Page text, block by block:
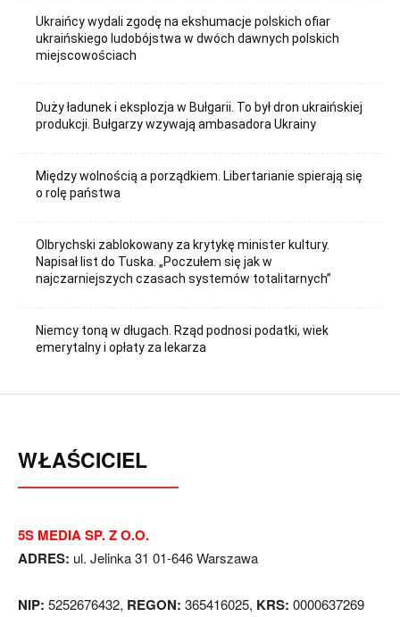
Ukraińcy wydali zgodę na ekshumacje polskich ofiar
ukraińskiego ludobójstwa w dwóch dawnych polskich
miejscowościach
Duży ładunek i eksplozja w Bułgarii. To był dron ukraińskiej
produkcji. Bułgarzy wzywają ambasadora Ukrainy
Między wolnością a porządkiem. Libertarianie spierają się
o rolę państwa
Olbrychski zablokowany za krytykę minister kultury.
Napisał list do Tuska. „Poczułem się jak w
najczarniejszych czasach systemów totalitarnych”
Niemcy toną w długach. Rząd podnosi podatki, wiek
emerytalny i opłaty za lekarza
WŁAŚCICIEL
5S MEDIA SP. Z O.O.
ADRES: ul. Jelinka 31 01-646 Warszawa
NIP: 5252676432, REGON: 365416025, KRS: 0000637269